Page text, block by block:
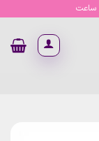
ساعت